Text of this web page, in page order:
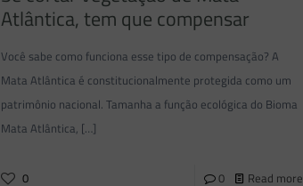
Atlântica, tem que compensar
Você sabe como funciona esse tipo de compensação? A
Mata Atlântica é constitucionalmente protegida como um
patrimônio nacional. Tamanha a função ecológica do Bioma
Mata Atlântica, […]
0 0 Read more